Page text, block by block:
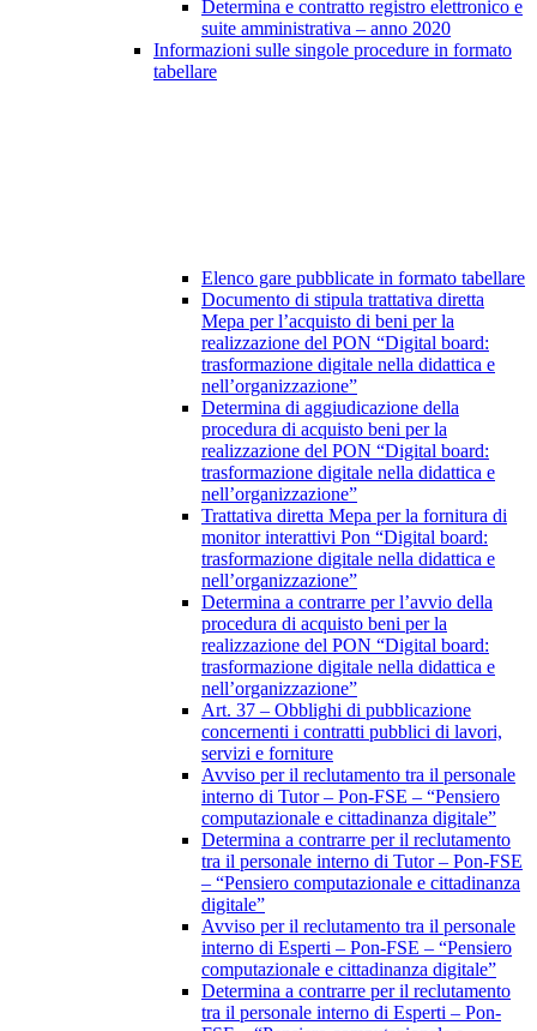
Determina e contratto registro elettronico e
suite amministrativa – anno 2020
Informazioni sulle singole procedure in formato
tabellare
Elenco gare pubblicate in formato tabellare
Documento di stipula trattativa diretta
Mepa per l’acquisto di beni per la
realizzazione del PON “Digital board:
trasformazione digitale nella didattica e
nell’organizzazione”
Determina di aggiudicazione della
procedura di acquisto beni per la
realizzazione del PON “Digital board:
trasformazione digitale nella didattica e
nell’organizzazione”
Trattativa diretta Mepa per la fornitura di
monitor interattivi Pon “Digital board:
trasformazione digitale nella didattica e
nell’organizzazione”
Determina a contrarre per l’avvio della
procedura di acquisto beni per la
realizzazione del PON “Digital board:
trasformazione digitale nella didattica e
nell’organizzazione”
Art. 37 – Obblighi di pubblicazione
concernenti i contratti pubblici di lavori,
servizi e forniture
Avviso per il reclutamento tra il personale
interno di Tutor – Pon-FSE – “Pensiero
computazionale e cittadinanza digitale”
Determina a contrarre per il reclutamento
tra il personale interno di Tutor – Pon-FSE
– “Pensiero computazionale e cittadinanza
digitale”
Avviso per il reclutamento tra il personale
interno di Esperti – Pon-FSE – “Pensiero
computazionale e cittadinanza digitale”
Determina a contrarre per il reclutamento
tra il personale interno di Esperti – Pon-